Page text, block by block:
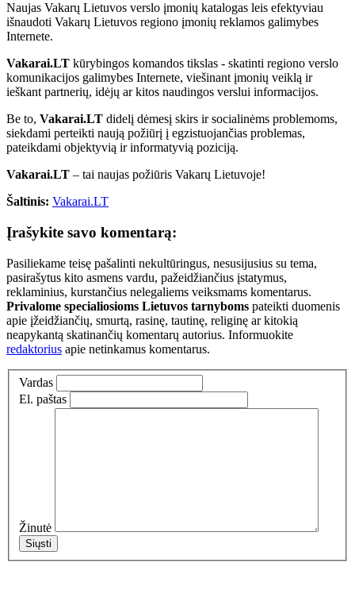
Naujas Vakarų Lietuvos verslo įmonių katalogas leis efektyviau
išnaudoti Vakarų Lietuvos regiono įmonių reklamos galimybes
Internete.
Vakarai.LT kūrybingos komandos tikslas - skatinti regiono verslo
komunikacijos galimybes Internete, viešinant įmonių veiklą ir
ieškant partnerių, idėjų ar kitos naudingos verslui informacijos.
Be to, Vakarai.LT didelį dėmesį skirs ir socialinėms problemoms,
siekdami perteikti naują požiūrį į egzistuojančias problemas,
pateikdami objektyvią ir informatyvią poziciją.
Vakarai.LT – tai naujas požiūris Vakarų Lietuvoje!
Šaltinis: Vakarai.LT
Įrašykite savo komentarą:
Pasiliekame teisę pašalinti nekultūringus, nesusijusius su tema,
pasirašytus kito asmens vardu, pažeidžiančius įstatymus,
reklaminius, kurstančius nelegaliems veiksmams komentarus.
Privalome specialiosioms Lietuvos tarnyboms pateikti duomenis
apie įžeidžiančių, smurtą, rasinę, tautinę, religinę ar kitokią
neapykantą skatinančių komentarų autorius. Informuokite
redaktorius apie netinkamus komentarus.
Vardas
El. paštas
Žinutė